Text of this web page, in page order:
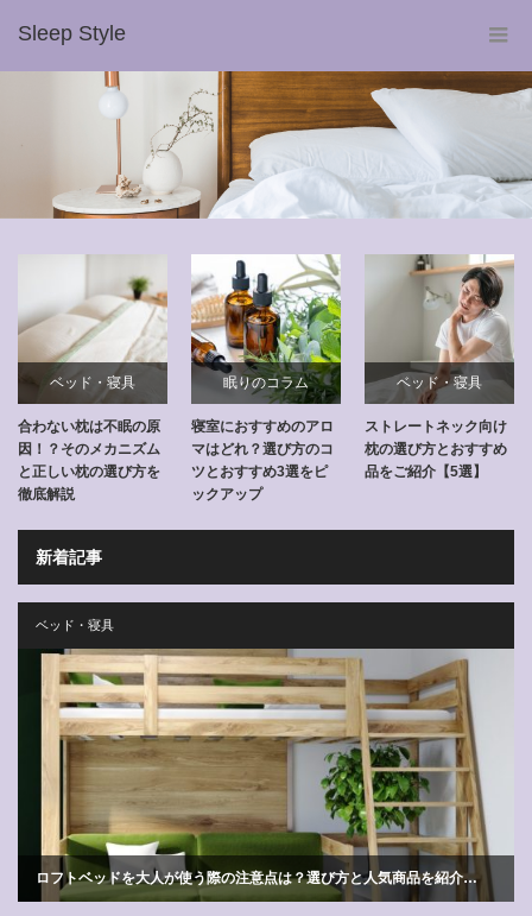
Sleep Style
ベッド・寝具
合わない枕は不眠の原
因！？そのメカニズム
と正しい枕の選び方を
徹底解説
眠りのコラム
寝室におすすめのアロ
マはどれ？選び方のコ
ツとおすすめ3選をピ
ックアップ
ベッド・寝具
ストレートネック向け
枕の選び方とおすすめ
品をご紹介【5選】
新着記事
ベッド・寝具
ロフトベッドを大人が使う際の注意点は？選び方と人気商品を紹介…